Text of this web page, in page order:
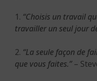
1. “Choisis un travail
travailler un seul jour
2. “La seule façon de
que vous faites.”–